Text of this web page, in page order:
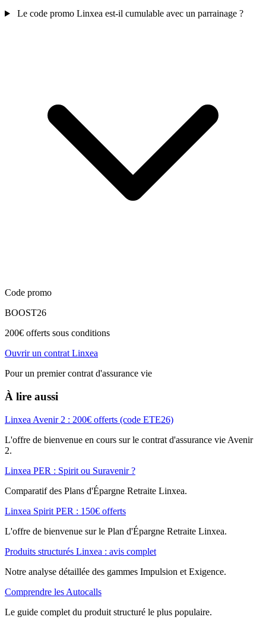
Le code promo Linxea est-il cumulable avec un parrainage ?
Code promo
BOOST26
200€ offerts sous conditions
Ouvrir un contrat Linxea
Pour un premier contrat d'assurance vie
À lire aussi
Linxea Avenir 2 : 200€ offerts (code ETE26)
L'offre de bienvenue en cours sur le contrat d'assurance vie Avenir
2.
Linxea PER : Spirit ou Suravenir ?
Comparatif des Plans d'Épargne Retraite Linxea.
Linxea Spirit PER : 150€ offerts
L'offre de bienvenue sur le Plan d'Épargne Retraite Linxea.
Produits structurés Linxea : avis complet
Notre analyse détaillée des gammes Impulsion et Exigence.
Comprendre les Autocalls
Le guide complet du produit structuré le plus populaire.